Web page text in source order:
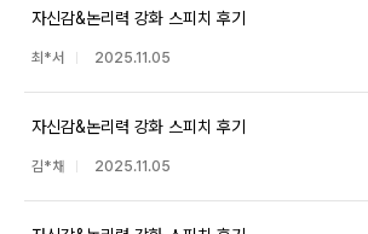
자신감&논리력 강화 스피치 후기
최*서 2025.11.05
자신감&논리력 강화 스피치 후기
김*채 2025.11.05